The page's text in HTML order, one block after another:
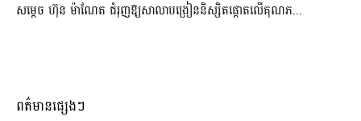
សម្តេច ហ៊ុន ម៉ាណែត ជំរុញឱ្យសាលាបង្រៀននិស្សិតផ្តោតលើគុណភ...
ពត៌មានផ្សេងៗ